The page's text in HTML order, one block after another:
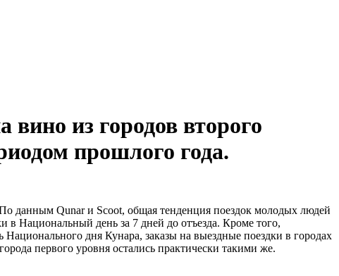
из городов второго
прошлого года.
данным Qunar и Scoot, общая тенденция поездок молодых людей
в Национальный день за 7 дней до отъезда. Кроме того,
Национального дня Кунара, заказы на выездные поездки в городах
первого уровня остались практически такими же.